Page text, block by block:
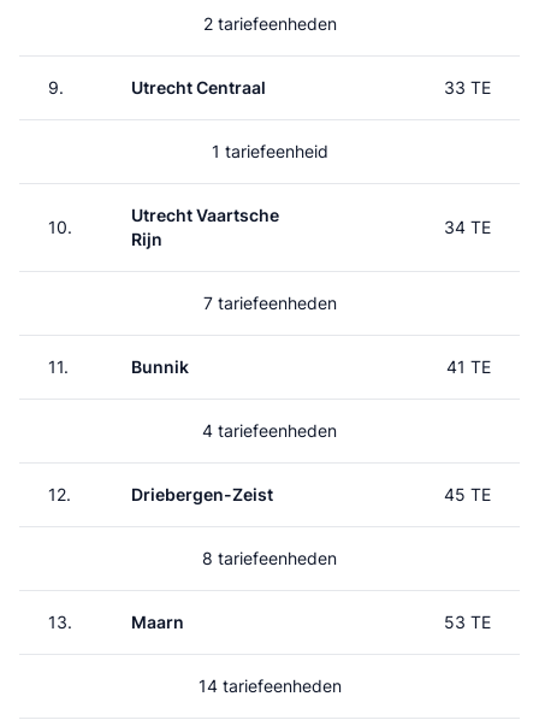
2 tariefeenheden
9. Utrecht Centraal 33 TE
1 tariefeenheid
10.
Utrecht Vaartsche
Rijn
34 TE
7 tariefeenheden
11. Bunnik 41 TE
4 tariefeenheden
12. Driebergen-Zeist 45 TE
8 tariefeenheden
13. Maarn 53 TE
14 tariefeenheden